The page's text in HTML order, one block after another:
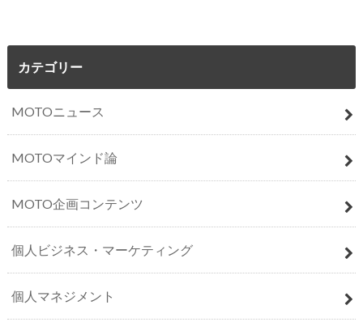
カテゴリー
MOTOニュース
MOTOマインド論
MOTO企画コンテンツ
個人ビジネス・マーケティング
個人マネジメント